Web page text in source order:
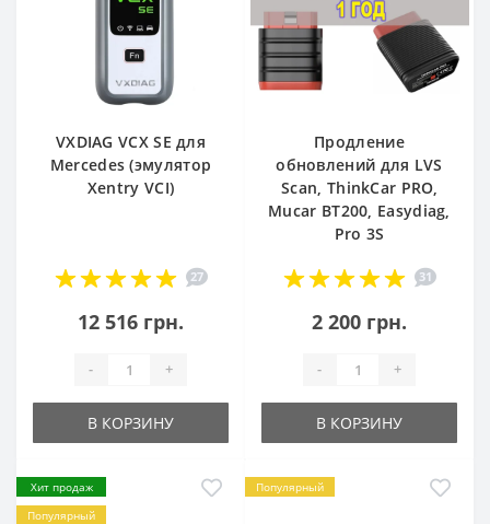
VXDIAG VCX SE для
Mercedes (эмулятор
Xentry VCI)
27
12 516 грн.
- +
В КОРЗИНУ
Продление
обновлений для LVS
Scan, ThinkCar PRO,
Mucar BT200, Easydiag,
Pro 3S
31
2 200 грн.
- +
В КОРЗИНУ
Хит продаж
Популярный
Популярный